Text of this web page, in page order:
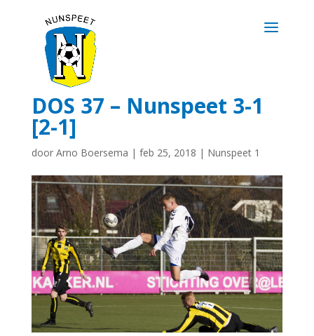
DOS 37 – Nunspeet 3-1
[2-1]
door Arno Boersema | feb 25, 2018 | Nunspeet 1